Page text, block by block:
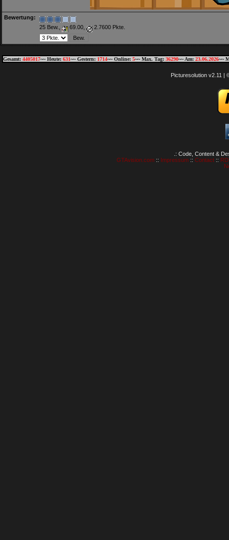
Bewertung:
25 Bew.,
69.00, 2.7600 Pkte.
Gesamt: 4405017~~ Heute: 631~~ Gestern: 1714~~ Online: 5~~ Max. Tag: 36290~~ Am: 23.06.2026~~
Picturesolution v2.11 |
.: Code, Content &
GTAvision.com:: Impressum:: Contact::